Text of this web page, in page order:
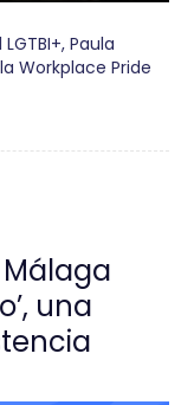
Paula
Workplace Pride
Málaga
una